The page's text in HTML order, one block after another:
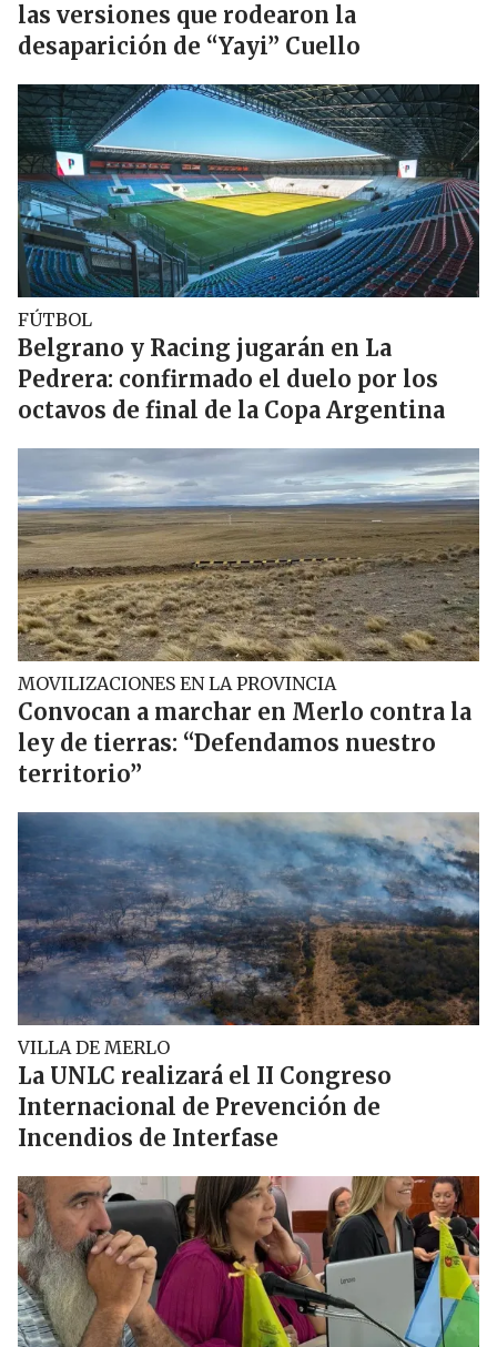
las versiones que rodearon la
desaparición de “Yayi” Cuello
FÚTBOL
Belgrano y Racing jugarán en La
Pedrera: confirmado el duelo por los
octavos de final de la Copa Argentina
MOVILIZACIONES EN LA PROVINCIA
Convocan a marchar en Merlo contra la
ley de tierras: “Defendamos nuestro
territorio”
VILLA DE MERLO
La UNLC realizará el II Congreso
Internacional de Prevención de
Incendios de Interfase